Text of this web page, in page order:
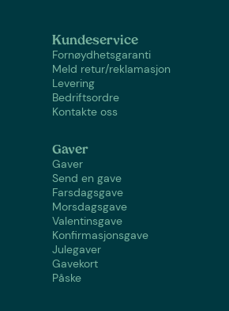
Kundeservice
Fornøydhetsgaranti
Meld retur/reklamasjon
Levering
Bedriftsordre
Kontakte oss
Gaver
Gaver
Send en gave
Farsdagsgave
Morsdagsgave
Valentinsgave
Konfirmasjonsgave
Julegaver
Gavekort
Påske